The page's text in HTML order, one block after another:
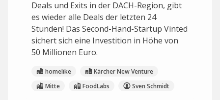
Deals und Exits in der DACH-Region, gibt
es wieder alle Deals der letzten 24
Stunden! Das Second-Hand-Startup Vinted
sichert sich eine Investition in Höhe von
50 Millionen Euro.
homelike
Kärcher New Venture
Mitte
FoodLabs Sven Schmidt